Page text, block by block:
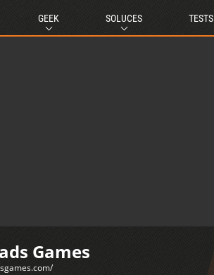
GEEK SOLUCES TESTS
Games